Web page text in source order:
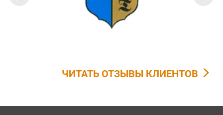
ЧИТАТЬ ОТЗЫВЫ КЛИЕНТОВ